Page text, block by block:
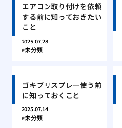
エアコン取り付けを依頼
する前に知っておきたい
こと
2025.07.28
未分類
ゴキブリスプレー使う前
に知っておくこと
2025.07.14
未分類